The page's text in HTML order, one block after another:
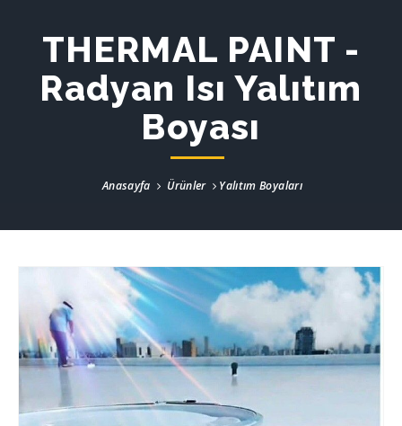
THERMAL PAINT -
Radyan Isı Yalıtım
Boyası
Anasayfa Ürünler Yalıtım Boyaları